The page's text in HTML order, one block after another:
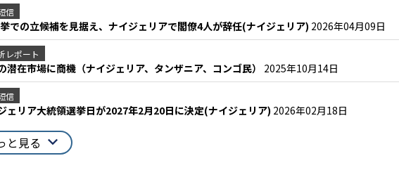
信
での立候補を見据え、ナイジェリアで閣僚4人が辞任(ナイジェリア) 2026年04月09日
レポート
潜在市場に商機（ナイジェリア、タンザニア、コンゴ民） 2025年10月14日
信
ェリア大統領選挙日が2027年2月20日に決定(ナイジェリア) 2026年02月18日
と見る